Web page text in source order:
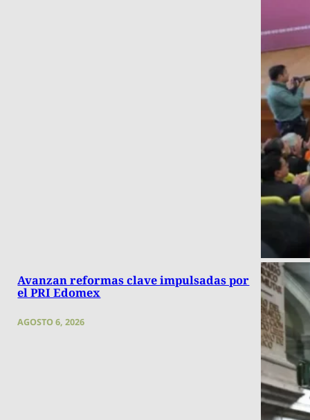
Avanzan reformas clave impulsadas por
el PRI Edomex
AGOSTO 6, 2026